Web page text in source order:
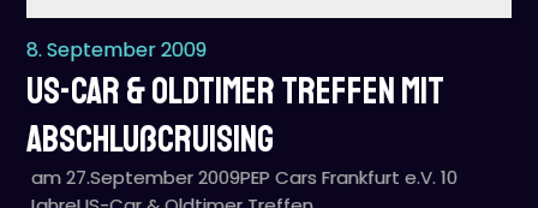
8. September 2009
US-Car & Oldtimer Treffen mit
Abschlußcruising
am 27.September 2009PEP Cars Frankfurt e.V. 10